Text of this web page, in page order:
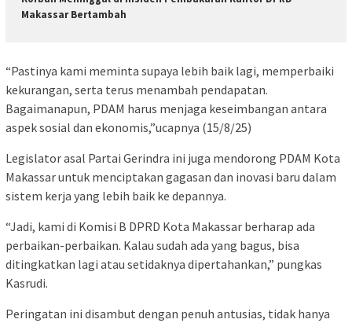
Makassar Bertambah
“Pastinya kami meminta supaya lebih baik lagi, memperbaiki
kekurangan, serta terus menambah pendapatan.
Bagaimanapun, PDAM harus menjaga keseimbangan antara
aspek sosial dan ekonomis,”ucapnya (15/8/25)
Legislator asal Partai Gerindra ini juga mendorong PDAM Kota
Makassar untuk menciptakan gagasan dan inovasi baru dalam
sistem kerja yang lebih baik ke depannya.
“Jadi, kami di Komisi B DPRD Kota Makassar berharap ada
perbaikan-perbaikan. Kalau sudah ada yang bagus, bisa
ditingkatkan lagi atau setidaknya dipertahankan,” pungkas
Kasrudi.
Peringatan ini disambut dengan penuh antusias, tidak hanya